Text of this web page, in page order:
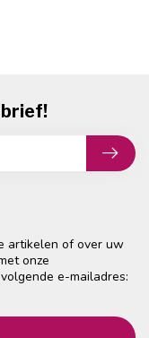
artikelen of over uw
onze
e-mailadres: